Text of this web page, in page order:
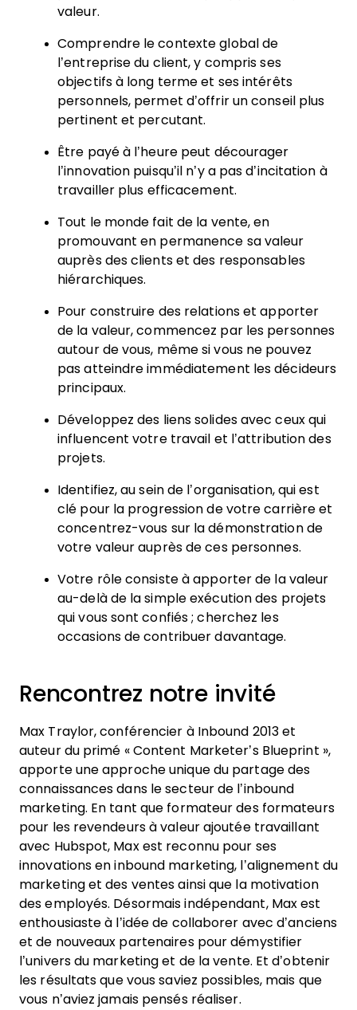
valeur.
Comprendre le contexte global de
l’entreprise du client, y compris ses
objectifs à long terme et ses intérêts
personnels, permet d’offrir un conseil plus
pertinent et percutant.
Être payé à l’heure peut décourager
l’innovation puisqu’il n’y a pas d’incitation à
travailler plus efficacement.
Tout le monde fait de la vente, en
promouvant en permanence sa valeur
auprès des clients et des responsables
hiérarchiques.
Pour construire des relations et apporter
de la valeur, commencez par les personnes
autour de vous, même si vous ne pouvez
pas atteindre immédiatement les décideurs
principaux.
Développez des liens solides avec ceux qui
influencent votre travail et l’attribution des
projets.
Identifiez, au sein de l’organisation, qui est
clé pour la progression de votre carrière et
concentrez-vous sur la démonstration de
votre valeur auprès de ces personnes.
Votre rôle consiste à apporter de la valeur
au-delà de la simple exécution des projets
qui vous sont confiés ; cherchez les
occasions de contribuer davantage.
Rencontrez notre invité
Max Traylor, conférencier à Inbound 2013 et
auteur du primé « Content Marketer’s Blueprint »,
apporte une approche unique du partage des
connaissances dans le secteur de l’inbound
marketing. En tant que formateur des formateurs
pour les revendeurs à valeur ajoutée travaillant
avec Hubspot, Max est reconnu pour ses
innovations en inbound marketing, l’alignement du
marketing et des ventes ainsi que la motivation
des employés. Désormais indépendant, Max est
enthousiaste à l’idée de collaborer avec d’anciens
et de nouveaux partenaires pour démystifier
l’univers du marketing et de la vente. Et d’obtenir
les résultats que vous saviez possibles, mais que
vous n’aviez jamais pensés réaliser.